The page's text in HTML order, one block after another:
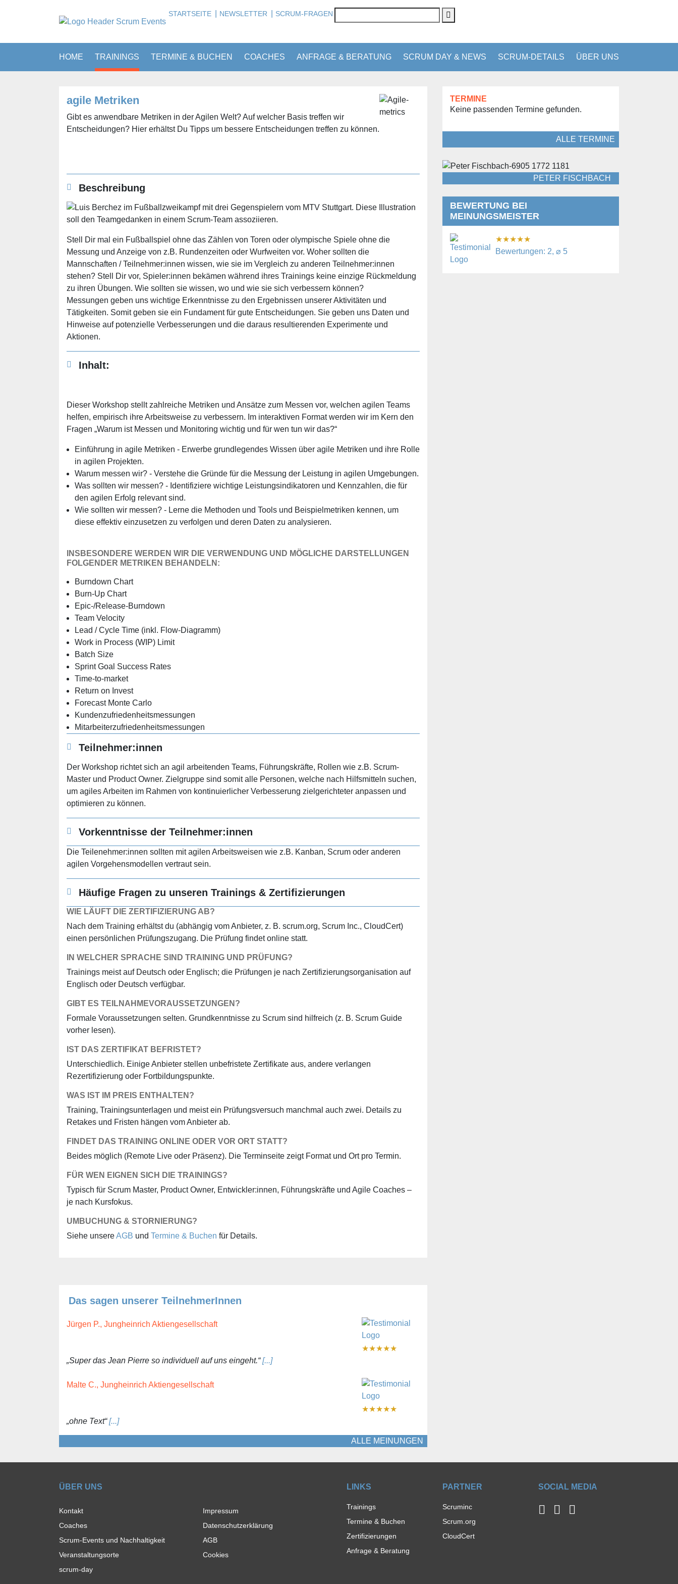
STARTSEITE NEWSLETTER SCRUM-FRAGEN
HOME TRAININGS TERMINE & BUCHEN COACHES ANFRAGE & BERATUNG SCRUM DAY & NEWS SCRUM-DETAILS ÜBER UNS
agile Metriken
Gibt es anwendbare Metriken in der Agilen Welt? Auf welcher Basis treffen wir
Entscheidungen? Hier erhältst Du Tipps um bessere Entscheidungen treffen zu können.
Beschreibung
Stell Dir mal ein Fußballspiel ohne das Zählen von Toren oder olympische Spiele ohne die
Messung und Anzeige von z.B. Rundenzeiten oder Wurfweiten vor. Woher sollten die
Mannschaften / Teilnehmer:innen wissen, wie sie im Vergleich zu anderen Teilnehmer:innen
stehen? Stell Dir vor, Spieler:innen bekämen während ihres Trainings keine einzige Rückmeldung
zu ihren Übungen. Wie sollten sie wissen, wo und wie sie sich verbessern können?
Messungen geben uns wichtige Erkenntnisse zu den Ergebnissen unserer Aktivitäten und
Tätigkeiten. Somit geben sie ein Fundament für gute Entscheidungen. Sie geben uns Daten und
Hinweise auf potenzielle Verbesserungen und die daraus resultierenden Experimente und
Aktionen.
Inhalt:
Dieser Workshop stellt zahlreiche Metriken und Ansätze zum Messen vor, welchen agilen Teams
helfen, empirisch ihre Arbeitsweise zu verbessern. Im interaktiven Format werden wir im Kern den
Fragen „Warum ist Messen und Monitoring wichtig und für wen tun wir das?“
Einführung in agile Metriken - Erwerbe grundlegendes Wissen über agile Metriken und ihre Rolle
in agilen Projekten.
Warum messen wir? - Verstehe die Gründe für die Messung der Leistung in agilen Umgebungen.
Was sollten wir messen? - Identifiziere wichtige Leistungsindikatoren und Kennzahlen, die für
den agilen Erfolg relevant sind.
Wie sollten wir messen? - Lerne die Methoden und Tools und Beispielmetriken kennen, um
diese effektiv einzusetzen zu verfolgen und deren Daten zu analysieren.
INSBESONDERE WERDEN WIR DIE VERWENDUNG UND MÖGLICHE DARSTELLUNGEN
FOLGENDER METRIKEN BEHANDELN:
Burndown Chart
Burn-Up Chart
Epic-/Release-Burndown
Team Velocity
Lead / Cycle Time (inkl. Flow-Diagramm)
Work in Process (WIP) Limit
Batch Size
Sprint Goal Success Rates
Time-to-market
Return on Invest
Forecast Monte Carlo
Kundenzufriedenheitsmessungen
Mitarbeiterzufriedenheitsmessungen
Teilnehmer:innen
Der Workshop richtet sich an agil arbeitenden Teams, Führungskräfte, Rollen wie z.B. Scrum-
Master und Product Owner. Zielgruppe sind somit alle Personen, welche nach Hilfsmitteln suchen,
um agiles Arbeiten im Rahmen von kontinuierlicher Verbesserung zielgerichteter anpassen und
optimieren zu können.
Vorkenntnisse der Teilnehmer:innen
Die Teilenehmer:innen sollten mit agilen Arbeitsweisen wie z.B. Kanban, Scrum oder anderen
agilen Vorgehensmodellen vertraut sein.
Häufige Fragen zu unseren Trainings & Zertifizierungen
WIE LÄUFT DIE ZERTIFIZIERUNG AB?
Nach dem Training erhältst du (abhängig vom Anbieter, z. B. scrum.org, Scrum Inc., CloudCert)
einen persönlichen Prüfungszugang. Die Prüfung findet online statt.
IN WELCHER SPRACHE SIND TRAINING UND PRÜFUNG?
Trainings meist auf Deutsch oder Englisch; die Prüfungen je nach Zertifizierungsorganisation auf
Englisch oder Deutsch verfügbar.
GIBT ES TEILNAHMEVORAUSSETZUNGEN?
Formale Voraussetzungen selten. Grundkenntnisse zu Scrum sind hilfreich (z. B. Scrum Guide
vorher lesen).
IST DAS ZERTIFIKAT BEFRISTET?
Unterschiedlich. Einige Anbieter stellen unbefristete Zertifikate aus, andere verlangen
Rezertifizierung oder Fortbildungspunkte.
WAS IST IM PREIS ENTHALTEN?
Training, Trainingsunterlagen und meist ein Prüfungsversuch manchmal auch zwei. Details zu
Retakes und Fristen hängen vom Anbieter ab.
FINDET DAS TRAINING ONLINE ODER VOR ORT STATT?
Beides möglich (Remote Live oder Präsenz). Die Terminseite zeigt Format und Ort pro Termin.
FÜR WEN EIGNEN SICH DIE TRAININGS?
Typisch für Scrum Master, Product Owner, Entwickler:innen, Führungskräfte und Agile Coaches –
je nach Kursfokus.
UMBUCHUNG & STORNIERUNG?
Siehe unsereAGB und Termine & Buchen für Details.
Das sagen unserer TeilnehmerInnen
Jürgen P., Jungheinrich Aktiengesellschaft
★★★★★
„Super das Jean Pierre so individuell auf uns eingeht.“[...]
Malte C., Jungheinrich Aktiengesellschaft
★★★★★
„ohne Text“[...]
ALLE MEINUNGEN
TERMINE
Keine passenden Termine gefunden.
ALLE TERMINE
PETER FISCHBACH
BEWERTUNG BEI
MEINUNGSMEISTER
★★★★★
Bewertungen: 2, ⌀ 5
ÜBER UNS
Kontakt
Coaches
Scrum-Events und Nachhaltigkeit
Veranstaltungsorte
scrum-day
Impressum
Datenschutzerklärung
AGB
Cookies
LINKS
Trainings
Termine & Buchen
Zertifizierungen
Anfrage & Beratung
PARTNER
Scruminc
Scrum.org
CloudCert
SOCIAL MEDIA